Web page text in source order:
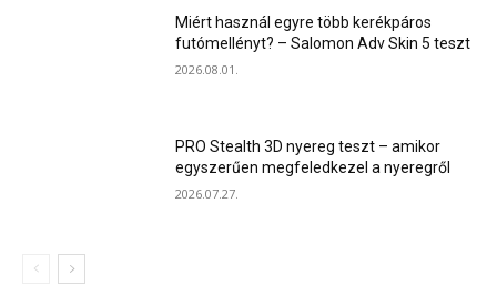
Miért használ egyre több kerékpáros
futómellényt? – Salomon Adv Skin 5 teszt
2026.08.01.
PRO Stealth 3D nyereg teszt – amikor
egyszerűen megfeledkezel a nyeregről
2026.07.27.